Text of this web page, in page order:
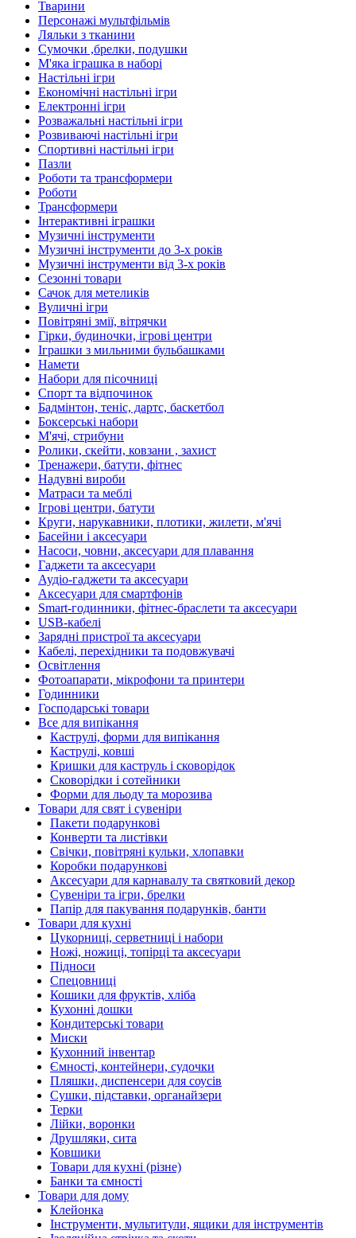
Тварини
Персонажі мультфільмів
Ляльки з тканини
Сумочки ,брелки, подушки
М'яка іграшка в наборі
Настільні ігри
Економічні настільні ігри
Електронні ігри
Розважальні настільні ігри
Розвиваючі настільні ігри
Спортивні настільні ігри
Пазли
Роботи та трансформери
Роботи
Трансформери
Інтерактивні іграшки
Музичні інструменти
Музичні інструменти до 3-х років
Музичні інструменти від 3-х років
Сезонні товари
Сачок для метеликів
Вуличні ігри
Повітряні змії, вітрячки
Гірки, будиночки, ігрові центри
Іграшки з мильними бульбашками
Намети
Набори для пісочниці
Спорт та відпочинок
Бадмінтон, теніс, дартс, баскетбол
Боксерські набори
М'ячі, стрибуни
Ролики, скейти, ковзани , захист
Тренажери, батути, фітнес
Надувні вироби
Матраси та меблі
Ігрові центри, батути
Круги, нарукавники, плотики, жилети, м'ячі
Басейни і аксесуари
Насоси, човни, аксесуари для плавання
Гаджети та аксесуари
Аудіо-гаджети та аксесуари
Аксесуари для смартфонів
Smart-годинники, фітнес-браслети та аксесуари
USB-кабелі
Зарядні пристрої та аксесуари
Кабелі, перехідники та подовжувачі
Освітлення
Фотоапарати, мікрофони та принтери
Годинники
Господарські товари
Все для випікання
Каструлі, форми для випікання
Каструлі, ковші
Кришки для каструль і сковорідок
Сковорідки і сотейники
Форми для льоду та морозива
Товари для свят і сувеніри
Пакети подарункові
Конверти та листівки
Свічки, повітряні кульки, хлопавки
Коробки подарункові
Аксесуари для карнавалу та святковий декор
Сувеніри та ігри, брелки
Папір для пакування подарунків, банти
Товари для кухні
Цукорниці, серветниці і набори
Ножі, ножиці, топірці та аксесуари
Підноси
Спецовниці
Кошики для фруктів, хліба
Кухонні дошки
Кондитерські товари
Миски
Кухонний інвентар
Ємності, контейнери, судочки
Пляшки, диспенсери для соусів
Сушки, підставки, органайзери
Терки
Лійки, воронки
Друшляки, сита
Ковшики
Товари для кухні (різне)
Банки та ємності
Товари для дому
Клейонка
Інструменти, мультитули, ящики для інструментів